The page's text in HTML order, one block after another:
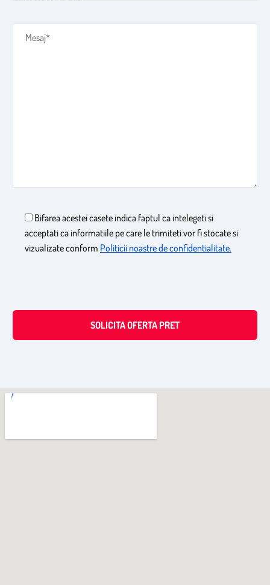
Bifarea acestei casete indica faptul ca intelegeti si
acceptati ca informatiile pe care le trimiteti vor fi stocate si
vizualizate conform Politicii noastre de confidentialitate.